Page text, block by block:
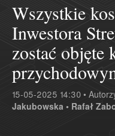
Wszystkie
Inwestora
zostać objęte
15-05-2025 14:30 •
Jakubowska • Rafał